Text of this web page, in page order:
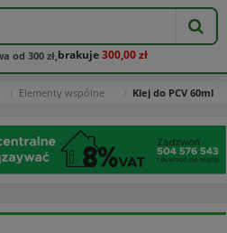
od 300 zł, brakuje300,00 zł
Elementy wspólne Klej do PCV 60ml